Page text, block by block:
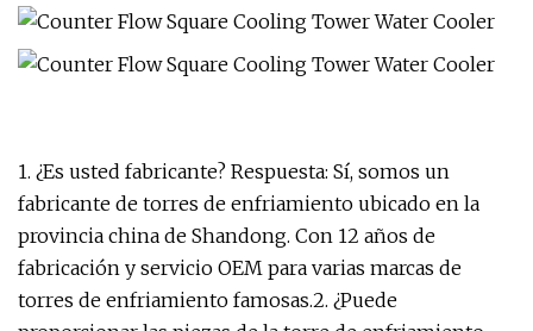
1. ¿Es usted fabricante? Respuesta: Sí, somos un
fabricante de torres de enfriamiento ubicado en la
provincia china de Shandong. Con 12 años de
fabricación y servicio OEM para varias marcas de
torres de enfriamiento famosas.2. ¿Puede